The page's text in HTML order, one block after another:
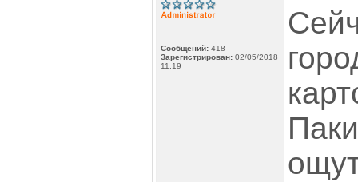
Сообщений: 418
Зарегистрирован: 02/05/2018
11:19